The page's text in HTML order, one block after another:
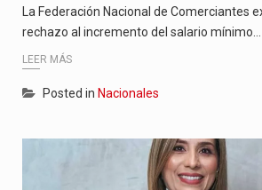
La Federación Nacional de Comerciantes
rechazo al incremento del salario mínimo…
LEER MÁS
Posted in Nacionales